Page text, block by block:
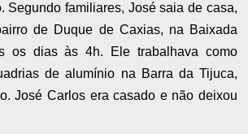
Segundo familiares, José saia de casa,
de Duque de Caxias, na Baixada
os dias às 4h. Ele trabalhava como
de alumínio na Barra da Tijuca,
José Carlos era casado e não deixou